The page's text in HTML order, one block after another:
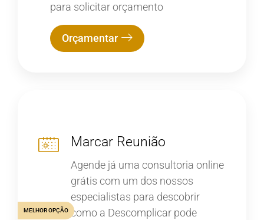
para solicitar orçamento
Orçamentar
Marcar Reunião
Agende já uma consultoria online
grátis com um dos nossos
especialistas para descobrir
como a Descomplicar pode
MELHOR OPÇÃO